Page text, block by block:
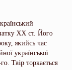
XX ст. Його
якийсь час
української
Твір торкається